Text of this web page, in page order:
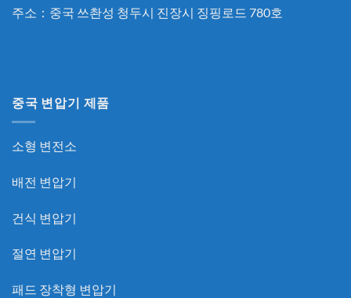
주소：중국 쓰촨성 청두시 진장시 징핑로드 780호
중국 변압기 제품
소형 변전소
배전 변압기
건식 변압기
절연 변압기
패드 장착형 변압기